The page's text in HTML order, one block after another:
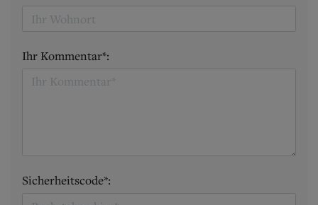
Ihr Kommentar*:
Sicherheitscode*: